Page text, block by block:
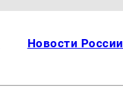
Новости России